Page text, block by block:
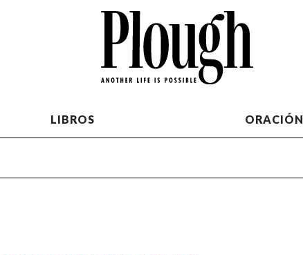
LIBROS ORACIÓN